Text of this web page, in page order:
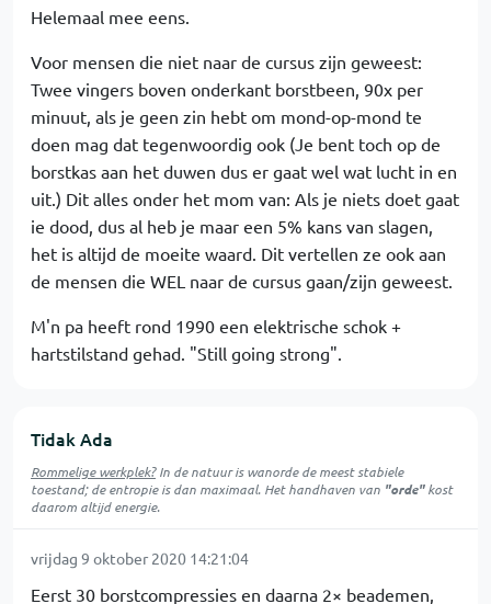
Helemaal mee eens.
Voor mensen die niet naar de cursus zijn geweest:
Twee vingers boven onderkant borstbeen, 90x per
minuut, als je geen zin hebt om mond-op-mond te
doen mag dat tegenwoordig ook (Je bent toch op de
borstkas aan het duwen dus er gaat wel wat lucht in en
uit.) Dit alles onder het mom van: Als je niets doet gaat
ie dood, dus al heb je maar een 5% kans van slagen,
het is altijd de moeite waard. Dit vertellen ze ook aan
de mensen die WEL naar de cursus gaan/zijn geweest.
M'n pa heeft rond 1990 een elektrische schok +
hartstilstand gehad. "Still going strong".
Tidak Ada
Rommelige werkplek?In de natuur iswanordede meest stabiele
toestand; de entropie is dan maximaal. Het handhaven van "orde"kost
daarom altijd energie.
vrijdag 9 oktober 2020 14:21:04
Eerst 30 borstcompressies en daarna 2× beademen,